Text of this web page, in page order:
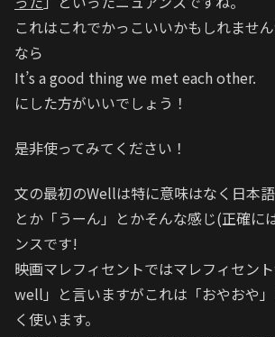
これはこれでかっこいいかもしれませ
なら
It’s a good thing we met each other.
にした方がいいでしょう！
是非使ってみてください！
文の最初のWellは特に意味はなく日本語
とか「うーん」とかそんな感じ(正確に
ンスです!
映画マレフィセントではマレフィセン
well」と言いますがこれは「おやおや
く使います。